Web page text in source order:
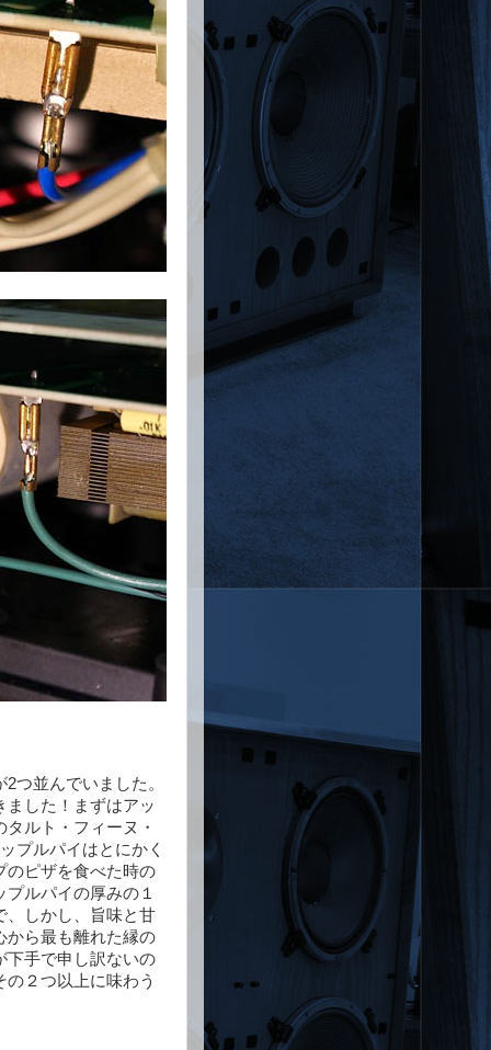
つ並んでいました。
した！まずはアッ
ルト・フィーヌ・
プルパイはとにかく
のピザを食べた時の
ルパイの厚みの１
、しかし、旨味と甘
から最も離れた縁の
下手で申し訳ないの
２つ以上に味わう